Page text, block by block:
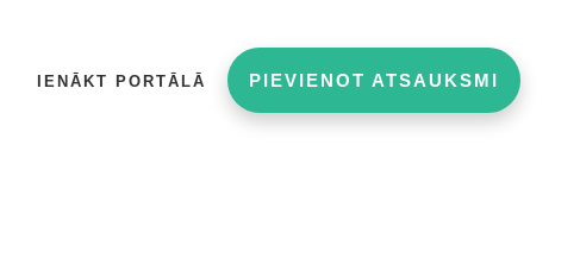
IENĀKT PORTĀLĀ PIEVIENOT ATSAUKSMI